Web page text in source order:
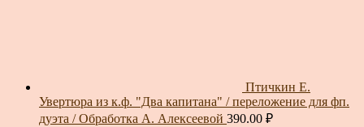
Птичкин Е.
Увертюра из к.ф. "Два капитана" / переложение для фп.
дуэта / Обработка А. Алексеевой 390.00 ₽